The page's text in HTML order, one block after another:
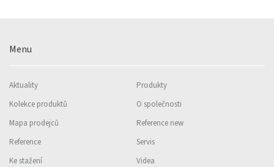
Menu
Aktuality
Produkty
Kolekce produktů
O společnosti
Mapa prodejců
Reference new
Reference
Servis
Ke stažení
Videa